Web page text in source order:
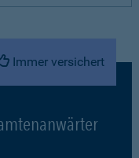
Immer versichert